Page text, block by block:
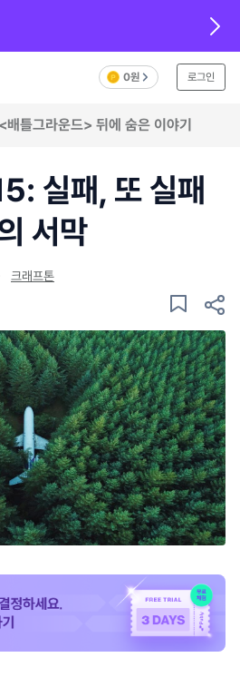
0원 로그인
틀그라운드> 뒤에 숨은 이야기
실패, 또 실패
서막
크래프톤